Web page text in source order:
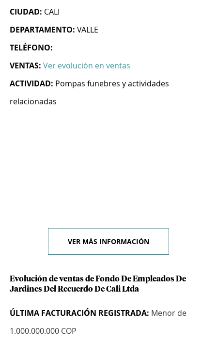
CIUDAD: CALI
DEPARTAMENTO: VALLE
TELÉFONO:
VENTAS: Ver evolución en ventas
ACTIVIDAD: Pompas funebres y actividades
relacionadas
VER MÁS INFORMACIÓN
Evolución de ventas de Fondo De Empleados De
Jardines Del Recuerdo De Cali Ltda
ÚLTIMA FACTURACIÓN REGISTRADA: Menor de
1.000.000.000 COP